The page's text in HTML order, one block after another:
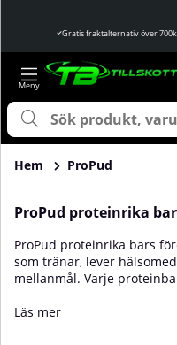
Gratis fraktalternativ över
Hem ProPud
ProPud proteinrika
ProPud proteinrika bars
som tränar, lever
mellanmål. Varje
före och efter passet samt
Läs mer